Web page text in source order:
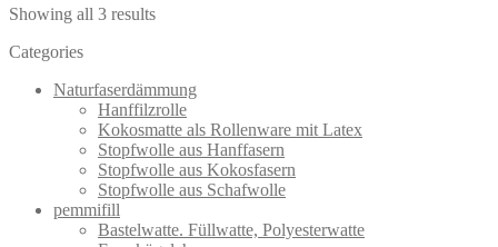
Showing all 3 results
Categories
Naturfaserdämmung
Hanffilzrolle
Kokosmatte als Rollenware mit Latex
Stopfwolle aus Hanffasern
Stopfwolle aus Kokosfasern
Stopfwolle aus Schafwolle
pemmifill
Bastelwatte. Füllwatte, Polyesterwatte